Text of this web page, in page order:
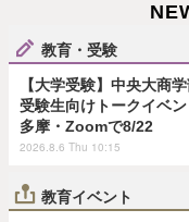
教育・受験
【大学受験】中央大商学
受験生向けトークイベ
多摩・Zoomで8/22
2026.8.6 Thu 10:15
教育イベント